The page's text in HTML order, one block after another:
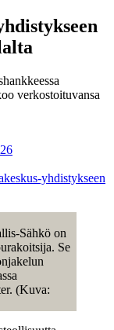
verkostoituvansa
yhdistykseen
Sähkö on
Se
(Kuva: